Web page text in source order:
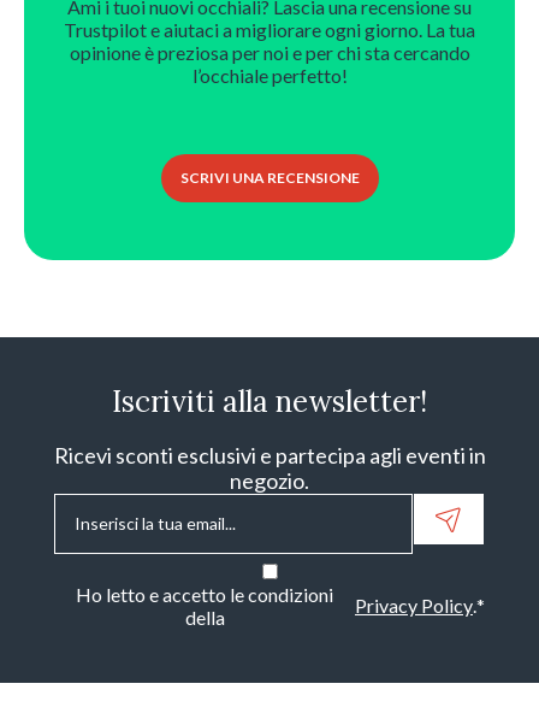
Ami i tuoi nuovi occhiali? Lascia una recensione su
Trustpilot e aiutaci a migliorare ogni giorno. La tua
opinione è preziosa per noi e per chi sta cercando
l’occhiale perfetto!
SCRIVI UNA RECENSIONE
Iscriviti alla newsletter!
Ricevi sconti esclusivi e partecipa agli eventi in
negozio.
Email*
Consenso*
Ho letto e accetto le condizioni
della
Privacy Policy.*